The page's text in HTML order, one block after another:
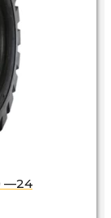
—24